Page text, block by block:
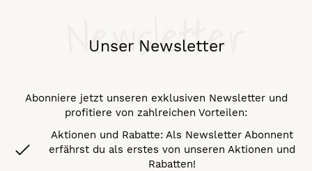
Unser Newsletter
Newsletter
Abonniere jetzt unseren exklusiven Newsletter und
profitiere von zahlreichen Vorteilen:
Aktionen und Rabatte: Als Newsletter Abonnent
erfährst du als erstes von unseren Aktionen und
Rabatten!